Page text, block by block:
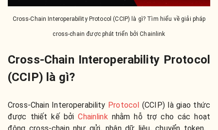
Cross-Chain Interoperability Protocol (CCIP) là gì? Tìm hiểu về giải pháp
cross-chain được phát triển bởi Chainlink
Cross-Chain Interoperability Protocol
(CCIP) là gì?
Cross-Chain Interoperability Protocol (CCIP) là giao thức
được thiết kế bởiChainlinknhằm hỗ trợ cho các hoạt